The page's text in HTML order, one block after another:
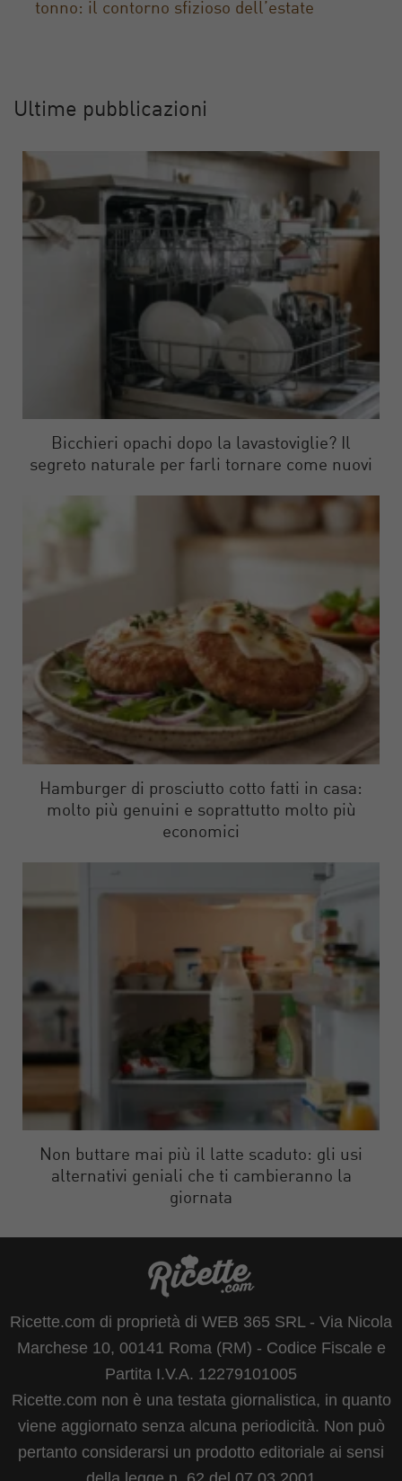
tonno: il contorno sfizioso dell’estate
Ultime pubblicazioni
Bicchieri opachi dopo la lavastoviglie? Il
segreto naturale per farli tornare come nuovi
Hamburger di prosciutto cotto fatti in casa:
molto più genuini e soprattutto molto più
economici
Non buttare mai più il latte scaduto: gli usi
alternativi geniali che ti cambieranno la
giornata
Ricette.com di proprietà di WEB 365 SRL - Via Nicola
Marchese 10, 00141 Roma (RM) - Codice Fiscale e
Partita I.V.A. 12279101005
Ricette.com non è una testata giornalistica, in quanto
viene aggiornato senza alcuna periodicità. Non può
pertanto considerarsi un prodotto editoriale ai sensi